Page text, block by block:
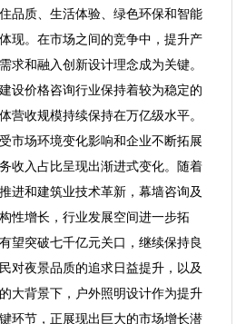
品质、生活体验、绿色环保和智能
现。在市场之间的竞争中，提升产
求和融入创新设计理念成为关键。
价格咨询行业保持着较为稳定的
营收规模持续保持在万亿级水平。
市场环境变化影响和企业不断拓展
收入占比呈现出渐进式变化。随着
进和建筑业技术革新，幕墙咨询及
性增长，行业发展空间进一步拓
望突破七千亿元关口，继续保持良
对夜景品质的追求日益提升，以及
大背景下，户外照明设计作为提升
环节，正展现出巨大的市场增长潜